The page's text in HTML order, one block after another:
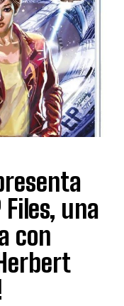
Files, una
con